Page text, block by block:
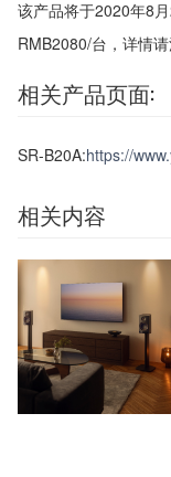
该产品将于2020年8
RMB2080/台，详情请
相关产品页面:
SR-B20A:https://
相关内容